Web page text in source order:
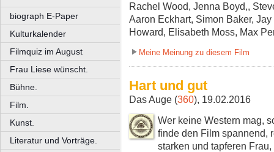
biograph E-Paper
Kulturkalender
Filmquiz im August
Frau Liese wünscht.
Bühne.
Film.
Kunst.
Literatur und Vorträge.
Rachel Wood, Jenna Boyd,,
Aaron Eckhart, Simon Baker,
Howard, Elisabeth Moss, Max
Meine Meinung zu diesem Film
Hart und gut
Das Auge (360), 19.02.2016
Wer keine Western mag,
finde den Film spannend,
starken und tapferen